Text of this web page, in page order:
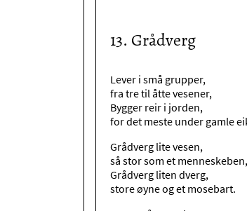
13. Grådverg
Lever i små grupper,
fra tre til åtte vesener,
Bygger reir i jorden,
for det meste under gamle
Grådverg lite vesen,
så stor som et menneskeben,
Grådverg liten dverg,
store øyne og et mosebart.